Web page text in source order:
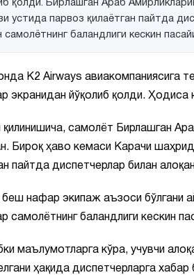
қолди. Бирлашган Араб
устида парвоз қилаётган пайтда
самолётнинг баландлиги кескин
K2 Airways авиакомпаниясига
экранидан йўқолиб қолди. Ҳодиса
самолёт Бирлашган
Бироқ ҳаво кемаси Карачи
пайтда диспетчерлар билан
нафар экипаж аъзоси бўлгани
самолётнинг баландлиги кескин
маълумотларга кўра, учувчи
ҳақида диспетчерларга хабар